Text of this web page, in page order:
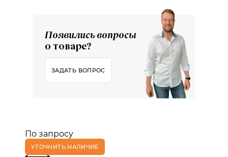
Появились вопросы
о товаре?
ЗАДАТЬ ВОПРОС
По запросу
УТОЧНИТЬ НАЛИЧИЕ